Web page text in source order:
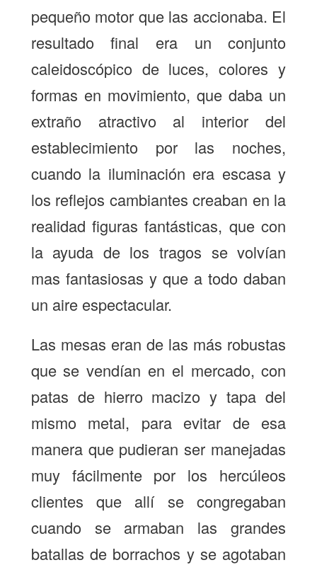
pequeño motor que las accionaba. El
resultado final era un conjunto
caleidoscópico de luces, colores y
formas en movimiento, que daba un
extraño atractivo al interior del
establecimiento por las noches,
cuando la iluminación era escasa y
los reflejos cambiantes creaban en la
realidad figuras fantásticas, que con
la ayuda de los tragos se volvían
mas fantasiosas y que a todo daban
un aire espectacular.
Las mesas eran de las más robustas
que se vendían en el mercado, con
patas de hierro macizo y tapa del
mismo metal, para evitar de esa
manera que pudieran ser manejadas
muy fácilmente por los hercúleos
clientes que allí se congregaban
cuando se armaban las grandes
batallas de borrachos y se agotaban